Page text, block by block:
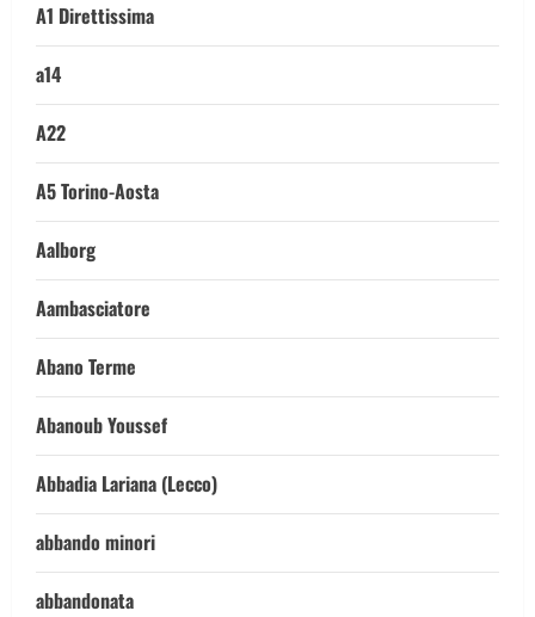
A1 Direttissima
a14
A22
A5 Torino-Aosta
Aalborg
Aambasciatore
Abano Terme
Abanoub Youssef
Abbadia Lariana (Lecco)
abbando minori
abbandonata